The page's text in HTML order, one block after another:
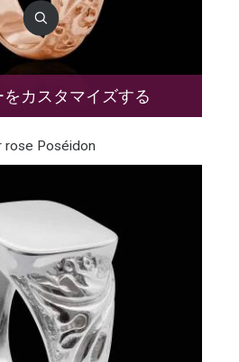
をカスタマイズする
rose Poséidon